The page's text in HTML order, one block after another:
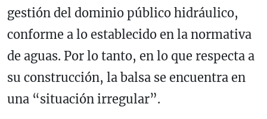
gestión del dominio público hidráulico,
conforme a lo establecido en la normativa
de aguas. Por lo tanto, en lo que respecta a
su construcción, la balsa se encuentra en
una “situación irregular”.